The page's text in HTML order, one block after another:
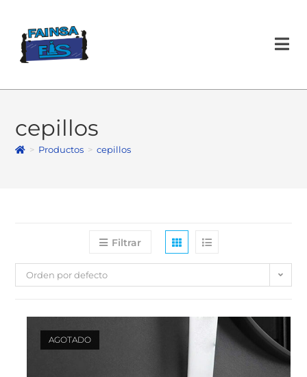
cepillos
> Productos > cepillos
Filtrar
Orden por defecto
AGOTADO